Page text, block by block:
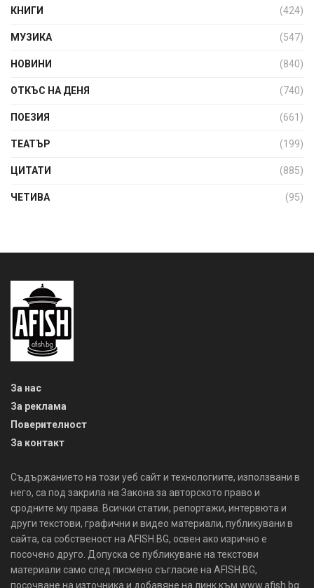
КНИГИ (424)
МУЗИКА (547)
НОВИНИ (840)
ОТКЪС НА ДЕНЯ (740)
ПОЕЗИЯ (661)
ТЕАТЪР (199)
ЦИТАТИ (885)
ЧЕТИВА (95)
За нас
За реклама
Поверителност
За контакт
Съдържанието на този уеб сайт и технологиите, използвани в
него, са под закрила на Закона за авторското право и
сродните му права. Всички статии, репортажи, интервюта и
други текстови, графични и видео материали, публикувани в
сайта, са собственост на AFISH.BG, освен ако изрично е
посочено друго. Допуска се публикуване на текстови
материали само след писмено съгласие на AFISH.BG,
посочване на източника и добавяне на линк към www.afish.bg.